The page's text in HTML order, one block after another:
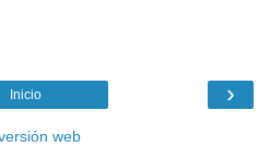
›
Inicio
web